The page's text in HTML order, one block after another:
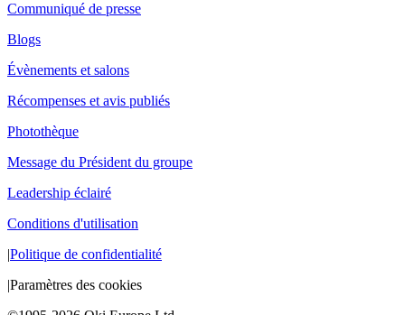
Communiqué de presse
Blogs
Évènements et salons
Récompenses et avis publiés
Photothèque
Message du Président du groupe
Leadership éclairé
Conditions d'utilisation
|Politique de confidentialité
|Paramètres des cookies